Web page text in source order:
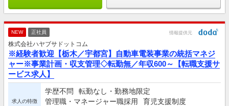
NEW 正社員 情報提供元
株式会社ハヤブサドットコム
※経験者歓迎【栃木／宇都宮】自動車電装事業の統括マネジ
ャー※事業計画・収支管理◇転勤無／年収600～【転職支援サ
ービス求人】
求人の特徴
学歴不問
転勤なし・勤務地限定
管理職・マネージャー職採用
育児支援制度